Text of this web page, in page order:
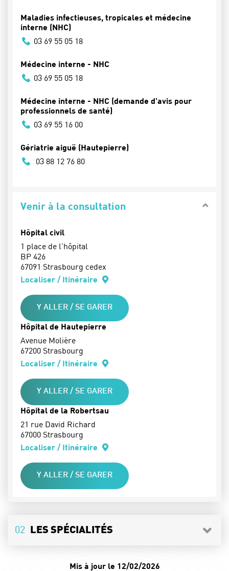
Maladies infectieuses, tropicales et médecine
interne (NHC)
03 69 55 05 18
Médecine interne - NHC
03 69 55 05 18
Médecine interne - NHC (demande d'avis pour
professionnels de santé)
03 69 55 16 00
Gériatrie aiguë (Hautepierre)
03 88 12 76 80
Venir à la consultation
Hôpital civil
1 place de l'hôpital
BP 426
67091 Strasbourg cedex
Localiser / Itinéraire
Y ALLER / SE GARER
Hôpital de Hautepierre
Avenue Molière
67200 Strasbourg
Localiser / Itinéraire
Y ALLER / SE GARER
Hôpital de la Robertsau
21 rue David Richard
67000 Strasbourg
Localiser / Itinéraire
Y ALLER / SE GARER
02 LES SPÉCIALITÉS
Mis à jour le 12/02/2026